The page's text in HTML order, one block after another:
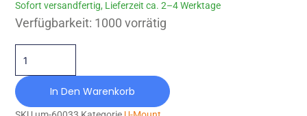
Sofort versandfertig, Lieferzeit ca. 2–4 Werktage
Verfügbarkeit: 1000 vorrätig
GP-IH-064/039/016X062-CR50 Menge
In Den Warenkorb